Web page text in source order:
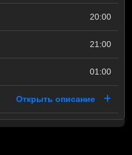
20:00
21:00
01:00
Открыть описание